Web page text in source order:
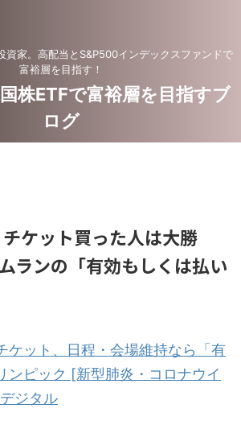
資家。高配当とS&P500インデックスファンドで
富裕層を目指す！
株ETFで富裕層を目指すブ
ログ
ケット買った人は大勝
ランの「有効もしくは払い
ケット、日程・会場維持なら「有
ンピック [新型肺炎・コロナウイ
ジタル